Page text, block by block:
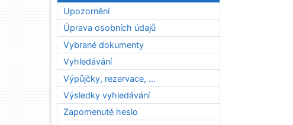
Upozornění
Úprava osobních údajů
Vybrané dokumenty
Vyhledávání
Výpůjčky, rezervace, …
Výsledky vyhledávání
Zapomenuté heslo